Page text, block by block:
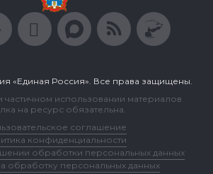
«Единая Россия». Все права защищены.
использовании материалов
на ресурс обязательна.
соглашение
конфиденциальности
обработки персональных данных
обработку персональных данных